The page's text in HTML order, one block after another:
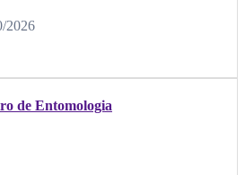
2026
de Entomologia